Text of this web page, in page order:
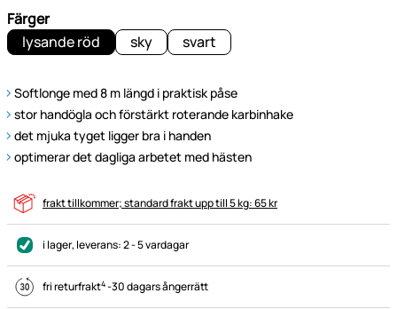
Färger
lysande röd
sky svart
Softlonge med 8 m längd i praktisk påse
stor handögla och förstärkt roterande karbinhake
det mjuka tyget ligger bra i handen
optimerar det dagliga arbetet med hästen
frakt tillkommer; standard frakt upp till 5 kg: 65 kr
i lager, leverans:2 - 5 vardagar
fri returfrakt4-30 dagars ångerrätt